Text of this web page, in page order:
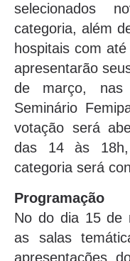
selecionados
categoria, além
hospitais com
apresentarão
de março, nas
Seminário
votação será
das 14 às
categoria será
Programação
No do dia 15 de
as salas
apresentações